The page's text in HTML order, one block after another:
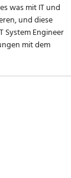
was mit IT und
und diese
Engineer
mit dem